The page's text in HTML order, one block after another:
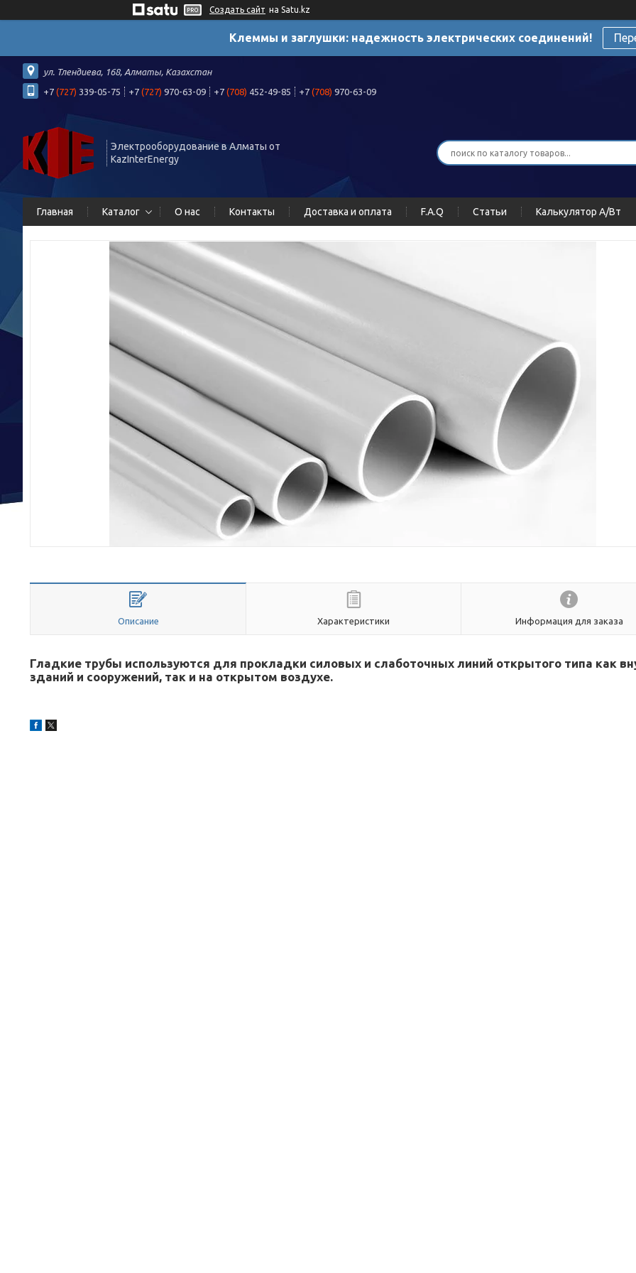
Создать сайт на Satu.kz
Клеммы и заглушки: надежность электрических соединений!
ул. Тлендиева, 168, Алматы, Казахстан
+7 (727) 339-05-75 +7 (727) 970-63-09 +7 (708) 452-49-85 +7 (708) 970-63-09
Электрооборудование в Алматы от
KazInterEnergy
Главная Каталог О нас Контакты Доставка и оплата F.A.Q Статьи Калькулятор А/Вт
Описание Характеристики Информация для заказа
Гладкие трубы используются для прокладки силовых и слаботочных линий открытого типа как
зданий и сооружений, так и на открытом воздухе.